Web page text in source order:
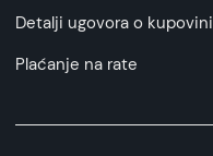
Detalji ugovora o kupovini
Plaćanje na rate